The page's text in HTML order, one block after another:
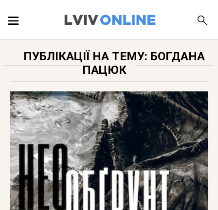
ПУБЛІКАЦІЇ
ДОВІДКА
ПУБЛІКАЦІЇ НА ТЕМУ: БОГДАНА
ПАЦЮК